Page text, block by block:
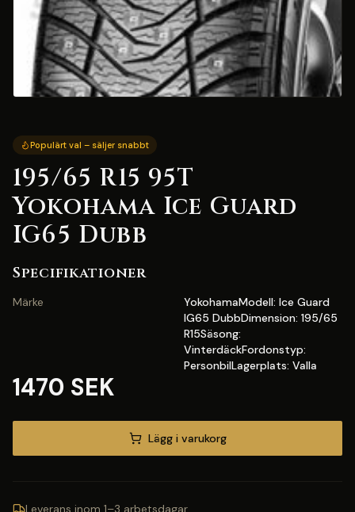
Populärt val – säljer snabbt
195/65 R15 95T
Yokohama Ice Guard
IG65 Dubb
Specifikationer
Märke
YokohamaModell: Ice Guard
IG65 DubbDimension: 195/65
R15Säsong:
VinterdäckFordonstyp:
PersonbilLagerplats: Valla
1470 SEK
Lägg i varukorg
Leverans inom 1–3 arbetsdagar